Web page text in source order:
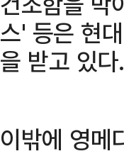
스' 등은 현
을 받고 있다.
이밖에 영메